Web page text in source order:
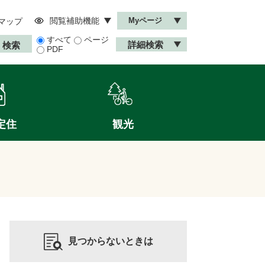
ップ 閲覧補助機能 Myページ
すべて
ページ
PDF
詳細検索
住 観光
見つからないときは